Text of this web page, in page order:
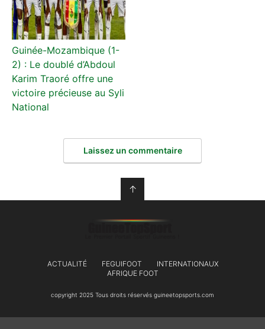
Guinée-Mozambique (1-
2) : Le doublé d’Abdoul
Karim Traoré offre une
victoire précieuse au Syli
National
Laissez un commentaire
↑
ACTUALITÉ FEGUIFOOT
INTERNATIONAUX
AFRIQUE FOOT
copyright 2025 Tous droits réservés guineetopsports.com